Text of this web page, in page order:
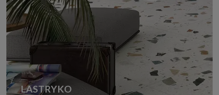
LASTRYKO